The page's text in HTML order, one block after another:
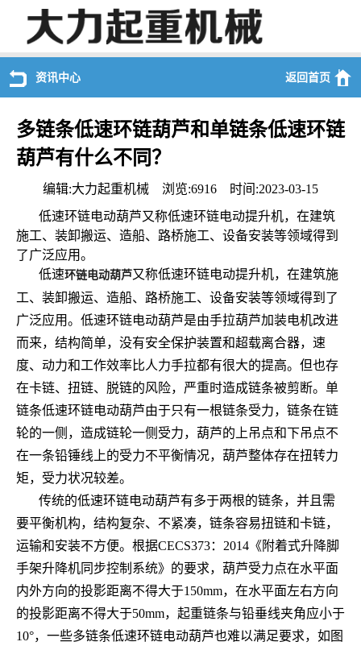
资讯中心 返回首页
多链条低速环链葫芦和单链条低速环链
葫芦有什么不同？
编辑:大力起重机械 浏览:6916 时间:2023-03-15
低速环链电动葫芦又称低速环链电动提升机，在建筑
施工、装卸搬运、造船、路桥施工、 设备安装等领域得到
了广泛应用。
低速环链电动葫芦又称低速环链电动提升机，在建筑施
工、装卸搬运、造船、路桥施工、 设备安装等领域得到了
广泛应用。低速环链电动葫芦是由手拉葫芦加装电机改进
而来，结构简单，没有安全保护装置和超载离合器，速
度、动力和工作效率比人力手拉都有很大的提高。但也存
在卡链、扭链、脱链的风险，严重时造成链条被剪断。单
链条低速环链电动葫芦由于只有一根链条受力，链条在链
轮的一侧，造成链轮一侧受力，葫芦的上吊点和下吊点不
在一条铅锤线上的受力不平衡情况，葫芦整体存在扭转力
矩，受力状况较差。
传统的低速环链电动葫芦有多于两根的链条，并且需
要平衡机构，结构复杂、不紧凑，链条容易扭链和卡链，
运输和安装不方便。根据CECS373： 2014 《附着式升降脚
手架升降机同步控制系统》的要求，葫芦受力点在水平面
内外方向的投影距离不得大于150mm，在水平面左右方向
的投影距离不得大于50mm，起重链条与铅垂线夹角应小于
10°，一些多链条低速环链电动葫芦也难以满足要求，如图